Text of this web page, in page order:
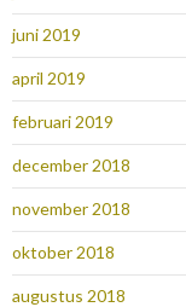
juni 2019
april 2019
februari 2019
december 2018
november 2018
oktober 2018
augustus 2018